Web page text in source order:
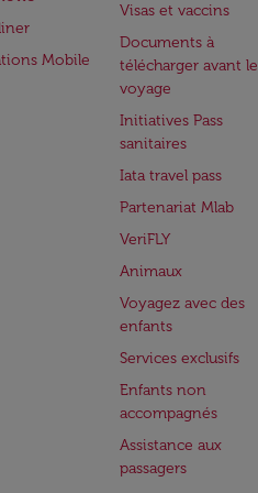
Mobile
Visas et vaccins
Documents à
télécharger avant le
voyage
Initiatives Pass
sanitaires
Iata travel pass
Partenariat Mlab
VeriFLY
Animaux
Voyagez avec des
enfants
Services exclusifs
Enfants non
accompagnés
Assistance aux
passagers